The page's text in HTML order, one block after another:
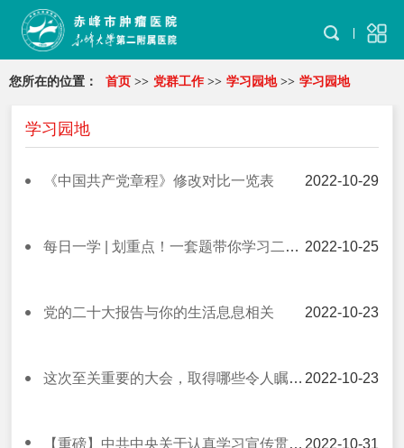
您所在的位置： 首页 >> 党群工作 >> 学习园地>> 学习园地
学习园地
2022-10-29
《中国共产党章程》修改对比一览表
2022-10-25
每日一学 | 划重点！一套题带你学习二十大报告
2022-10-23
党的二十大报告与你的生活息息相关
2022-10-23
这次至关重要的大会，取得哪些令人瞩目的重要成果？
2022-10-31
【重磅】中共中央关于认真学习宣传贯彻党的二十大精神的决定